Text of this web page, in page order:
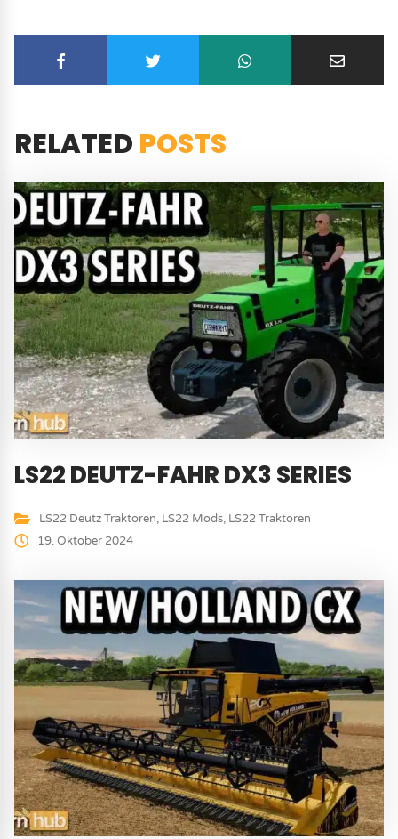
RELATED POSTS
LS22 DEUTZ-FAHR DX3 SERIES
LS22 Deutz Traktoren, LS22 Mods, LS22 Traktoren
19. Oktober 2024